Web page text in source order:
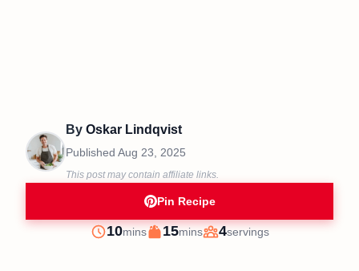
By Oskar Lindqvist
Published Aug 23, 2025
This post may contain affiliate links.
Pin Recipe
Prep
10minutes
mins
Cook
15minutes
mins
Servings
4servings